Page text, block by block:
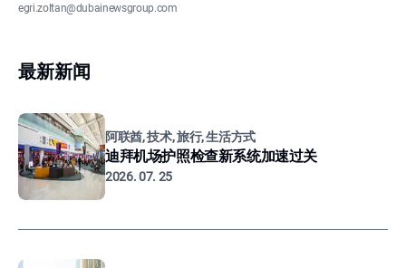
egri.zoltan@dubainewsgroup.com
最新新闻
阿联酋, 技术, 旅行, 生活方式
迪拜机场护照检查新系统加速过关
2026. 07. 25